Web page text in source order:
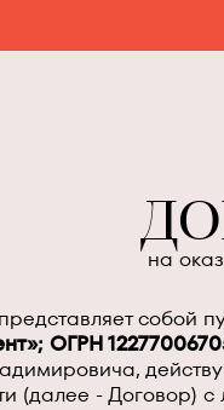
на
собой
ОГРН
(далее - Договор)